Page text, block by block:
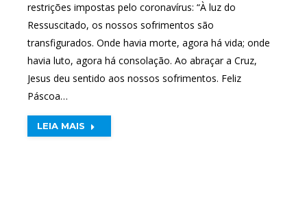
restrições impostas pelo coronavírus: “À luz do
Ressuscitado, os nossos sofrimentos são
transfigurados. Onde havia morte, agora há vida; onde
havia luto, agora há consolação. Ao abraçar a Cruz,
Jesus deu sentido aos nossos sofrimentos. Feliz
Páscoa…
LEIA MAIS